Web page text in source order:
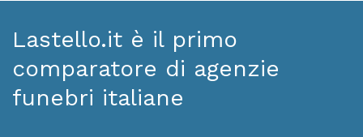
Lastello.it è il primo
comparatore di agenzie
funebri italiane